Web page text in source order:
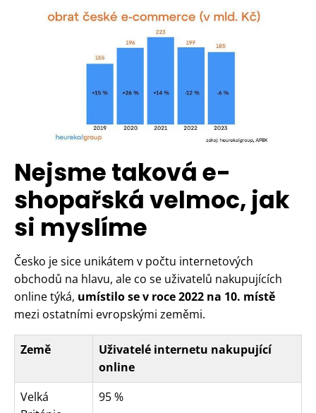
Nejsme taková e-
shopařská velmoc, jak
si myslíme
Česko je sice unikátem v počtu internetových
obchodů na hlavu, ale co se uživatelů nakupujících
online týká, umístilo se v roce 2022 na 10. místě
mezi ostatními evropskými zeměmi.
Země
Uživatelé internetu nakupující
online
Velká
95 %